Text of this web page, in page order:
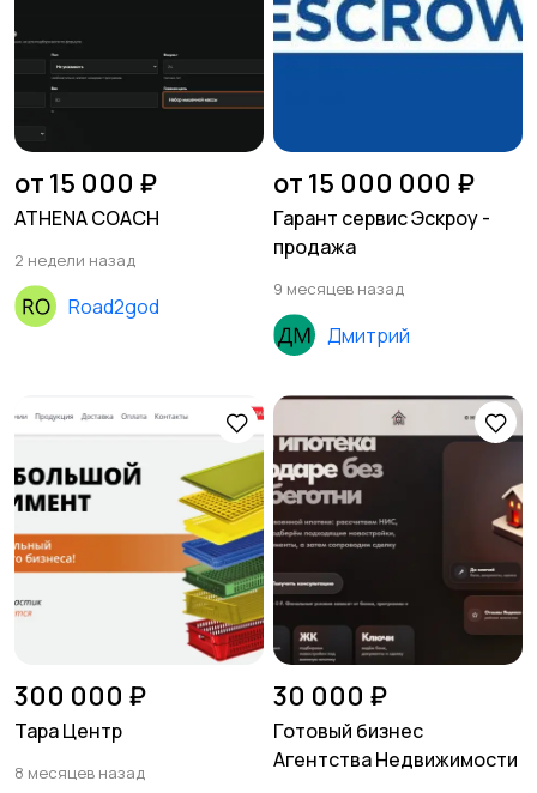
от 15 000 ₽
ATHENA COACH
2 недели назад
Road2god
от 15 000 000 ₽
Гарант сервис Эскроу -
продажа
9 месяцев назад
Дмитрий
300 000 ₽
Тара Центр
8 месяцев назад
30 000 ₽
Готовый бизнес
Агентства Недвижимости